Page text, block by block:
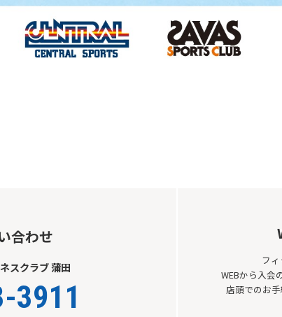
合わせ
スクラブ 蒲田
3911
フ
WEBから入会
店頭でのお
the service.
Automatic translation start